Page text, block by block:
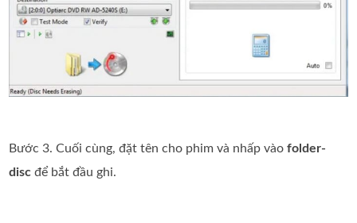
Bước 3. Cuối cùng, đặt tên cho phim và nhấp vàofolder-
disc để bắt đầu ghi.